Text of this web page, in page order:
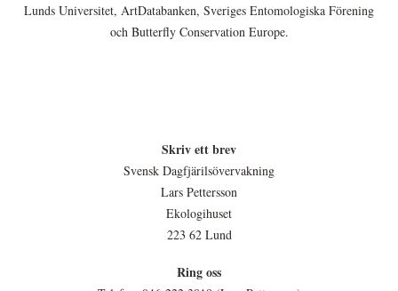
Lunds Universitet, ArtDatabanken, Sveriges Entomologiska Förening
och Butterfly Conservation Europe.
Skriv ett brev
Svensk Dagfjärilsövervakning
Lars Pettersson
Ekologihuset
223 62 Lund
Ring oss